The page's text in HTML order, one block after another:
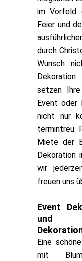
im Vorfeld
Feier und
durch
Wunsch
setzen
Event oder
nicht nur
termintreu.
Miete der
Dekoration
wir
freuen uns
Event
und
Eine
mit